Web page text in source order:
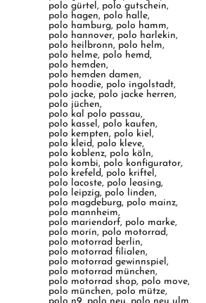
polo gürtel, polo gutschein,
polo hagen, polo halle,
polo hamburg, polo hamm,
polo hannover, polo harlekin,
polo heilbronn, polo helm,
polo helme, polo hemd,
polo hemden,
polo hemden damen,
polo hoodie, polo ingolstadt,
polo jacke, polo jacke herren,
polo jüchen,
polo kal polo passau,
polo kassel, polo kaufen,
polo kempten, polo kiel,
polo kleid, polo kleve,
polo koblenz, polo köln,
polo kombi, polo konfigurator,
polo krefeld, polo kriftel,
polo lacoste, polo leasing,
polo leipzig, polo linden,
polo magdeburg, polo mainz,
polo mannheim,
polo mariendorf, polo marke,
polo morín, polo motorrad,
polo motorrad berlin,
polo motorrad filialen,
polo motorrad gewinnspiel,
polo motorrad münchen,
polo motorrad shop, polo move,
polo münchen, polo mütze,